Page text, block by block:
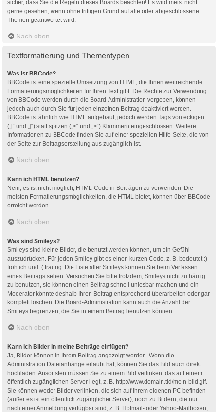
sicher, dass Sie die Regeln dieses Boards beachten! Es wird meist nicht
gerne gesehen, wenn ohne triftigen Grund auf alte oder abgeschlossene
Themen geantwortet wird.
Nach oben
Textformatierung und Thementypen
Was ist BBCode?
BBCode ist eine spezielle Umsetzung von HTML, die Ihnen weitreichende
Formatierungsmöglichkeiten für Ihren Text gibt. Die Rechte zur Verwendung
von BBCode werden durch die Board-Administration vergeben, können
jedoch auch durch Sie für jeden einzelnen Beitrag deaktiviert werden.
BBCode ist ähnlich wie HTML aufgebaut, jedoch werden Tags von eckigen
(„[“ und „]“) statt spitzen („<“ und „>“) Klammern eingeschlossen. Weitere
Informationen zu BBCode finden Sie auf einer speziellen Hilfe-Seite, die von
der Seite zur Beitragserstellung aus zugänglich ist.
Nach oben
Kann ich HTML benutzen?
Nein, es ist nicht möglich, HTML-Code in Beiträgen zu verwenden. Die
meisten Formatierungsmöglichkeiten, die HTML bietet, können über BBCode
erreicht werden.
Nach oben
Was sind Smileys?
Smileys sind kleine Bilder, die benutzt werden können, um ein Gefühl
auszudrücken. Für jeden Smiley gibt es einen kurzen Code, z. B. bedeutet :)
fröhlich und :( traurig. Die Liste aller Smileys können Sie beim Verfassen
eines Beitrags sehen. Versuchen Sie bitte trotzdem, Smileys nicht zu häufig
zu benutzen, sie können einen Beitrag schnell unlesbar machen und ein
Moderator könnte deshalb Ihren Beitrag entsprechend überarbeiten oder gar
komplett löschen. Die Board-Administration kann auch die Anzahl der
Smileys begrenzen, die Sie in einem Beitrag benutzen können.
Nach oben
Kann ich Bilder in meine Beiträge einfügen?
Ja, Bilder können in Ihrem Beitrag angezeigt werden. Wenn die
Administration Dateianhänge erlaubt hat, können Sie das Bild auch direkt
hochladen. Ansonsten müssen Sie zu einem Bild verlinken, das auf einem
öffentlich zugänglichen Server liegt, z. B. http://www.domain.tld/mein-bild.gif.
Sie können weder Bilder verlinken, die sich auf Ihrem eigenen PC befinden
(außer es ist ein öffentlich zugänglicher Server), noch zu Bildern, die nur
nach einer Anmeldung verfügbar sind, z. B. Hotmail- oder Yahoo-Mailboxen,